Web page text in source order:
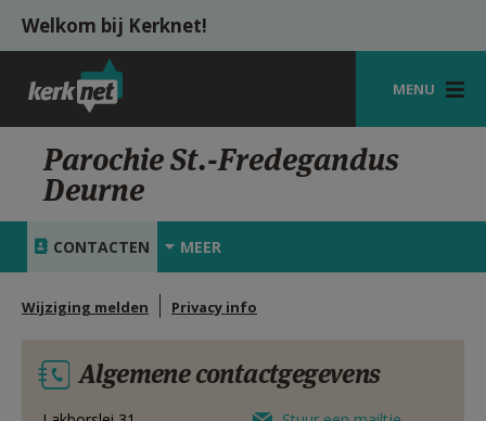
Overslaan en naar de inhoud gaan
Welkom bij Kerknet!
MENU
STARTPAGINA
KERK
VIERINGEN
HULP
Parochie St.-Fredegandus
Deurne
CONTACTEN MEER
Wijziging melden Privacy info
Algemene contactgegevens